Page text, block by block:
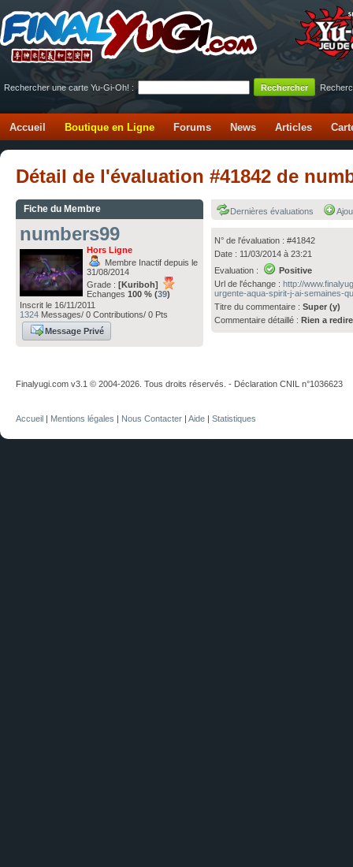
Rechercher une carte Yu-Gi-Oh! :
Accueil Boutique en Ligne Forums News Articles
Détail de l'évaluation #41842 de
Fiche du Membre
numbers99
Hors Ligne
Membre Inactif depuis le
31/08/2014
Grade : [Kuriboh]
Echanges 100 % (39)
Inscrit le 16/11/2011
1324 Messages/ 0 Contributions/ 0 Pts
Message Privé
Dernières évaluations
N° de l'évaluation : #41842
Date : 11/03/2014 à 23:21
Evaluation :
Positive
Url de l'échange :http://
urgente-aqua-spirit-j-ai-semaines-
Titre du commentaire :Super (y)
Commentaire détaillé :Rien a
Finalyugi.com v3.1 © 2004-2026. Tous droits réservés. - Déclaration CNIL n°1036623
Accueil | Mentions légales | Nous Contacter | Aide | Statistiques